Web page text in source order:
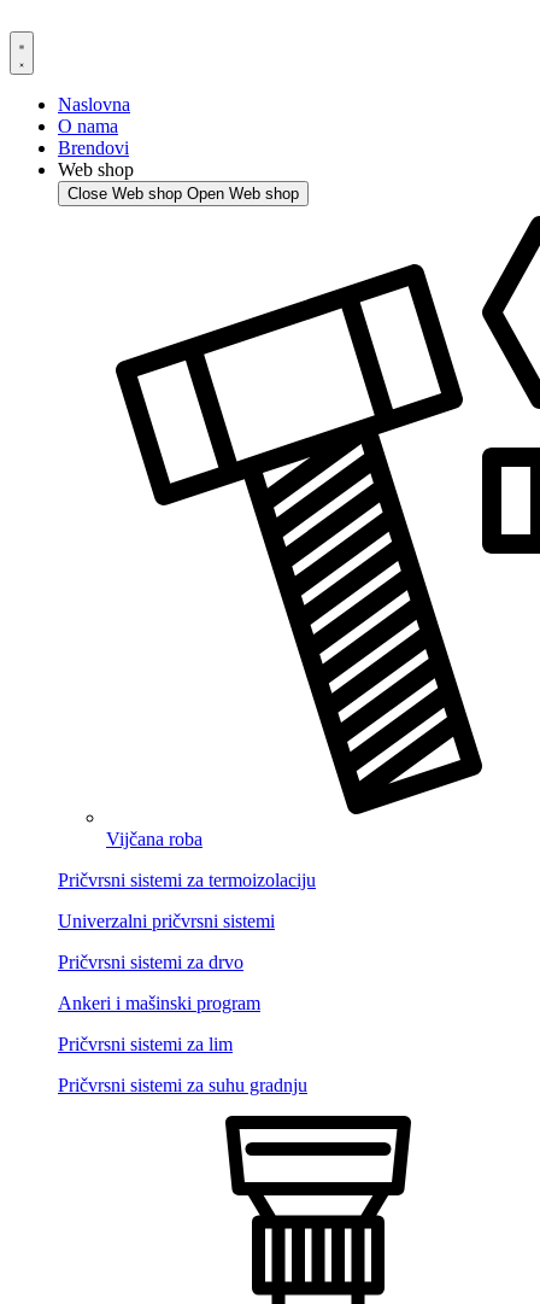
to
content
Naslovna
O nama
Brendovi
Web shop
Close Web shop Open Web shop
Vijčana roba
Pričvrsni sistemi za termoizolaciju
Univerzalni pričvrsni sistemi
Pričvrsni sistemi za drvo
Ankeri i mašinski program
Pričvrsni sistemi za lim
Pričvrsni sistemi za suhu gradnju